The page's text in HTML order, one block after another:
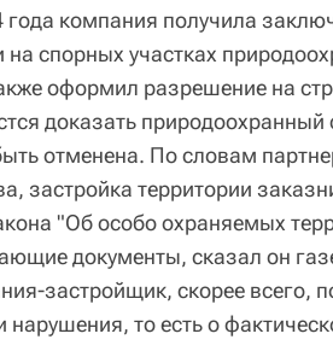
года компания получила
на спорных участках
оформил разрешение на
доказать природоохранный
отменена. По словам
застройка территории
"Об особо охраняемых
документы, сказал он
застройщик, скорее всего,
нарушения, то есть о